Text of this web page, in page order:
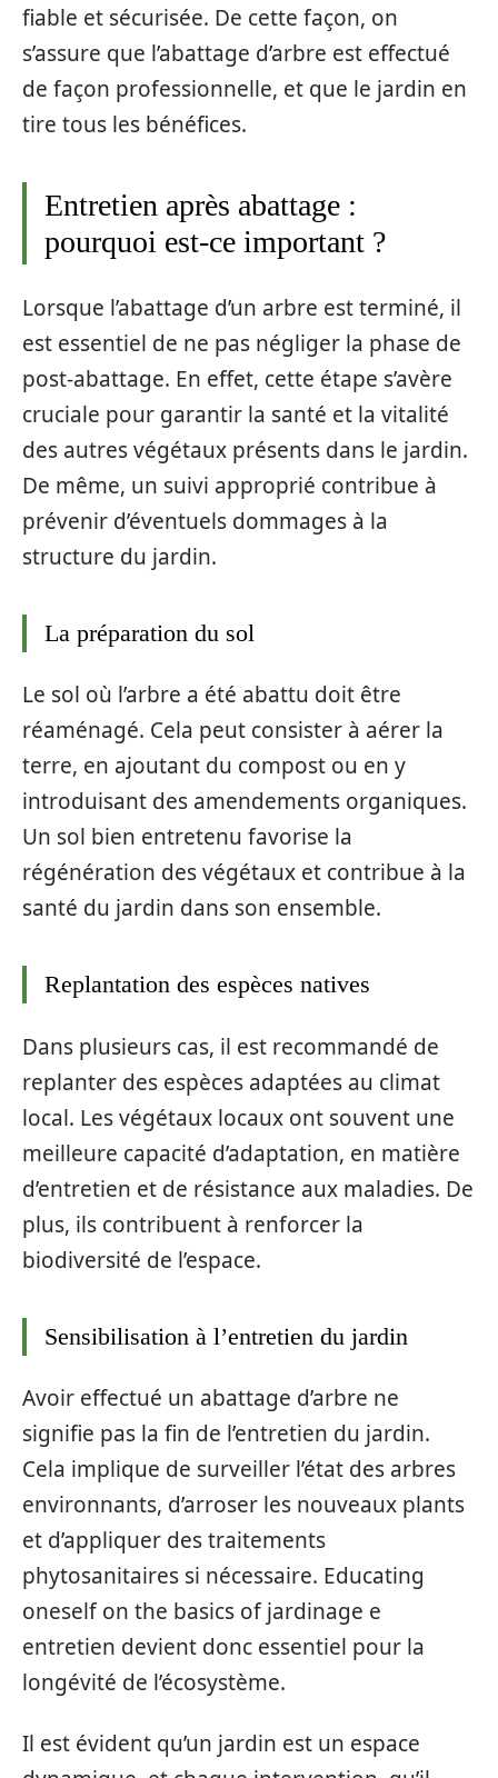
fiable et sécurisée. De cette façon, on
s’assure que l’abattage d’arbre est effectué
de façon professionnelle, et que le jardin en
tire tous les bénéfices.
Entretien après abattage :
pourquoi est-ce important ?
Lorsque l’abattage d’un arbre est terminé, il
est essentiel de ne pas négliger la phase de
post-abattage. En effet, cette étape s’avère
cruciale pour garantir la santé et la vitalité
des autres végétaux présents dans le jardin.
De même, un suivi approprié contribue à
prévenir d’éventuels dommages à la
structure du jardin.
La préparation du sol
Le sol où l’arbre a été abattu doit être
réaménagé. Cela peut consister à aérer la
terre, en ajoutant du compost ou en y
introduisant des amendements organiques.
Un sol bien entretenu favorise la
régénération des végétaux et contribue à la
santé du jardin dans son ensemble.
Replantation des espèces natives
Dans plusieurs cas, il est recommandé de
replanter des espèces adaptées au climat
local. Les végétaux locaux ont souvent une
meilleure capacité d’adaptation, en matière
d’entretien et de résistance aux maladies. De
plus, ils contribuent à renforcer la
biodiversité de l’espace.
Sensibilisation à l’entretien du jardin
Avoir effectué un abattage d’arbre ne
signifie pas la fin de l’entretien du jardin.
Cela implique de surveiller l’état des arbres
environnants, d’arroser les nouveaux plants
et d’appliquer des traitements
phytosanitaires si nécessaire. Educating
oneself on the basics of jardinage e
entretien devient donc essentiel pour la
longévité de l’écosystème.
Il est évident qu’un jardin est un espace